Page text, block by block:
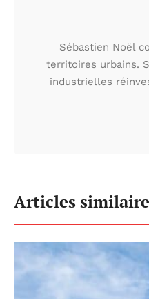
Sébastien Noël
territoires urbains.
industrielles
Articles